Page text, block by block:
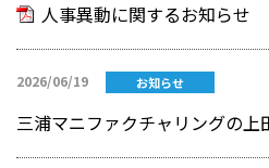
人事異動に関するお知らせ
2026/06/19 お知らせ